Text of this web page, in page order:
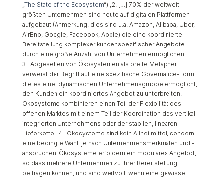
The State of the Ecosystem“) „2. […] 70% der weltweit
größten Unternehmen sind heute auf digitalen Plattformen
aufgebaut (Anmerkung: dies sind u.a. Amazon, Alibaba, Uber,
AirBnb, Google, Facebook, Apple) die eine koordinierte
Bereitstellung komplexer kundenspezifischer Angebote
durch eine große Anzahl von Unternehmen ermöglichen.
3. Abgesehen von Ökosystemen als breite Metapher
verweist der Begriff auf eine spezifische Governance-Form,
die es einer dynamischen Unternehmensgruppe ermöglicht,
den Kunden ein koordiniertes Angebot zu unterbreiten.
Ökosysteme kombinieren einen Teil der Flexibilität des
offenen Marktes mit einem Teil der Koordination des vertikal
integrierten Unternehmens oder der stabilen, linearen
Lieferkette.
4. Ökosysteme sind kein Allheilmittel, sondern
eine bedingte Wahl, je nach Unternehmensmerkmalen und -
ansprüchen. Ökosysteme erfordern ein modulares Angebot,
so dass mehrere Unternehmen zu ihrer Bereitstellung
beitragen können, und sind wertvoll, wenn eine gewisse